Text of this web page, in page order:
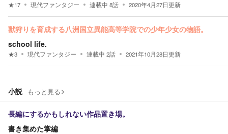
★17 現代ファンタジー 連載中 8話 2020年4月27日更新
獸狩りを育成する八洲国立異能高等学院での少年少女の物語。
school life.
★3 現代ファンタジー 連載中 2話 2021年10月28日更新
小説 もっと見る
長編にするかもしれない作品置き場。
書き集めた掌編